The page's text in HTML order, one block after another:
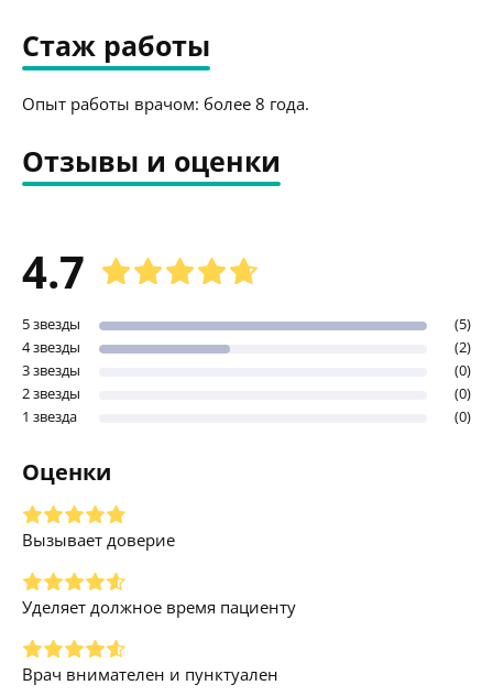
Стаж работы
Опыт работы врачом: более 8 года.
Отзывы и оценки
4.7
5 звезды
(5)
4 звезды
(2)
3 звезды
(0)
2 звезды
(0)
1 звезда
(0)
Оценки
Вызывает доверие
Уделяет должное время пациенту
Врач внимателен и пунктуален